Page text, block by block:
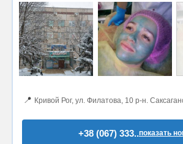
📍 Кривой Рог, ул. Филатова, 10 р-н.
+38 (067) 333..показать